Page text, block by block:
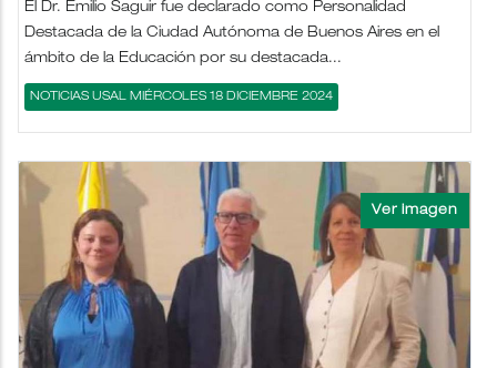
El Dr. Emilio Saguir fue declarado como Personalidad
Destacada de la Ciudad Autónoma de Buenos Aires en el
ámbito de la Educación por su destacada...
NOTICIAS USAL MIÉRCOLES 18 DICIEMBRE 2024